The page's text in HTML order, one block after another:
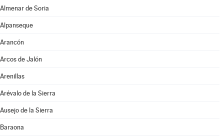
Almenar de Soria
Alpanseque
Arancón
Arcos de Jalón
Arenillas
Arévalo de la Sierra
Ausejo de la Sierra
Baraona